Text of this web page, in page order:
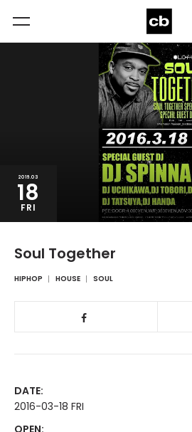
2016.03
18
FRI
Soul Together
HIPHOP HOUSE SOUL
DATE:
2016-03-18 FRI
OPEN: